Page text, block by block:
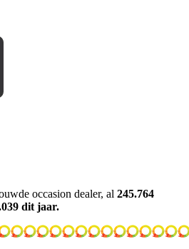
occasion dealer, al 245.764
dit jaar.